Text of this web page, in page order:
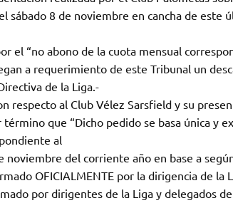
sábado 8 de noviembre en cancha de este
el “no abono de la cuota mensual
a requerimiento de este Tribunal un
de la Liga.-
respecto al Club Vélez Sarsfield y su
que “Dicho pedido se basa única y
al
noviembre del corriente año en base a
OFICIALMENTE por la dirigencia de la
por dirigentes de la Liga y delegados